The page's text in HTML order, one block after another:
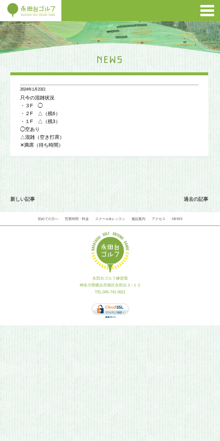
2024年1月23日
只今の混雑状況
・３F ◯
・２F △（残6）
・１F △（残3）
◯空あり
△混雑（空き打席）
✕満席（待ち時間）
新しい記事 過去の記事
初めての方へ 営業時間・料金 スクール&レッスン 施設案内 アクセス NEWS
永田台ゴルフ練習場
神奈川県横浜市南区永田台３−１２
TEL.045-741-5621